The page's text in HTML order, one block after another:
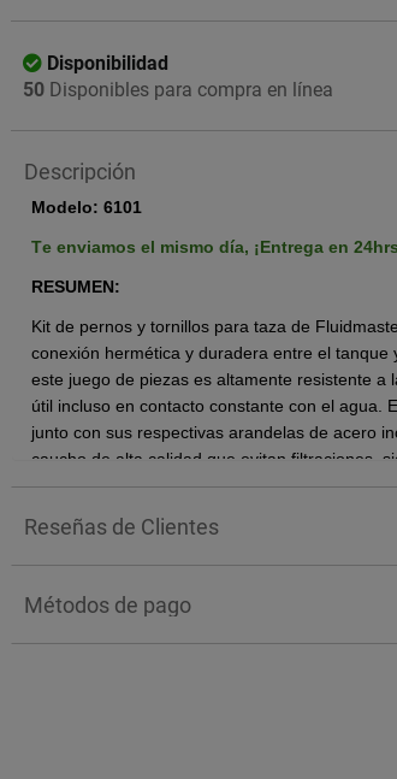
Disponibilidad
50 Disponibles para compra en línea
Descripción
Modelo: 6101
Te enviamos el mismo día, ¡Entrega en
RESUMEN:
Kit de pernos y tornillos para taza de
conexión hermética y duradera entre el tanque
este juego de piezas es altamente resistente
útil incluso en contacto constante con el agua.
junto con sus respectivas arandelas de acero
caucho de alta calidad que evitan filtraciones,
dos piezas.
BENEFICIOS:
Estos componentes ofrecen una sujeción
hermético.
Reseñas de Clientes
Métodos de pago